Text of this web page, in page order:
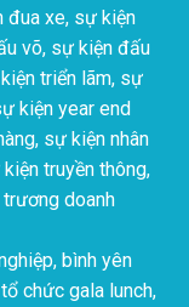
đua xe, sự kiện
võ, sự kiện đấu
triển lãm, sự
kiện year end
sự kiện nhân
truyền thông,
doanh
bình yên
chức gala lunch,